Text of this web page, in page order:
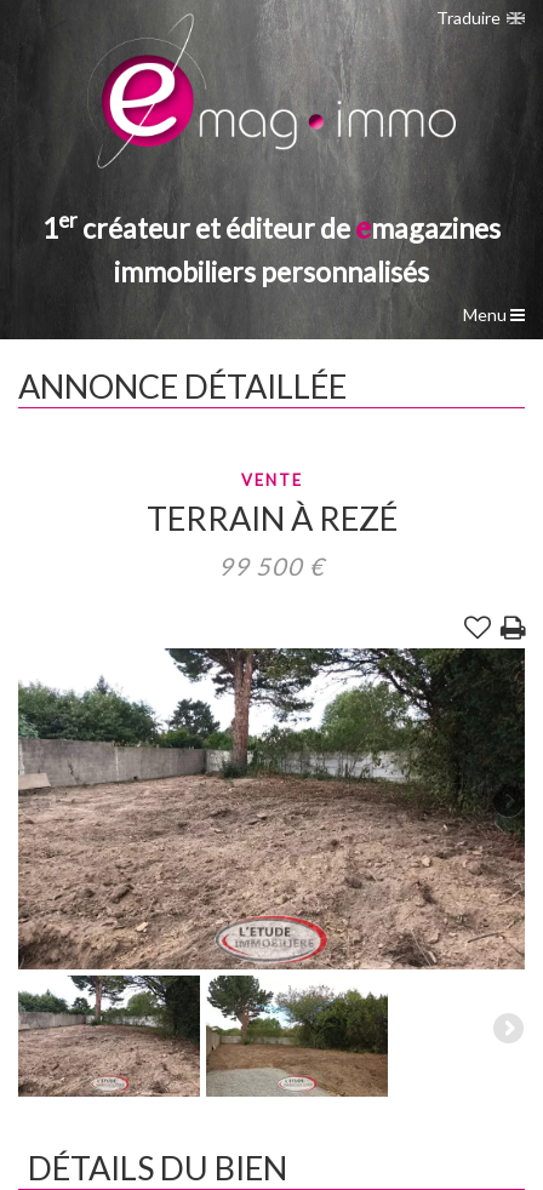
Traduire
1er créateur et éditeur deemagazines
immobiliers personnalisés
Menu
emag immobilier
Vitrine magazines
Nous contacter
ANNONCE DÉTAILLÉE
VENTE
TERRAIN À REZÉ
99 500 €
DÉTAILS DU BIEN